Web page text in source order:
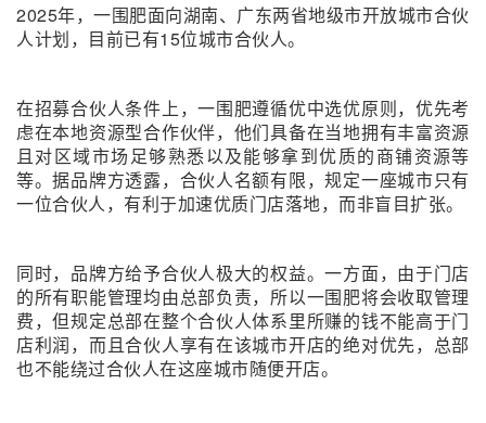
2025年，一围肥面向湖南、广东两省地级市开放城市合伙
人计划，目前已有15位城市合伙人。
在招募合伙人条件上，一围肥遵循优中选优原则，优先考
虑在本地资源型合作伙伴，他们具备在当地拥有丰富资源
且对区域市场足够熟悉以及能够拿到优质的商铺资源等
等。据品牌方透露，合伙人名额有限，规定一座城市只有
一位合伙人，有利于加速优质门店落地，而非盲目扩张。
同时，品牌方给予合伙人极大的权益。一方面，由于门店
的所有职能管理均由总部负责，所以一围肥将会收取管理
费，但规定总部在整个合伙人体系里所赚的钱不能高于门
店利润，而且合伙人享有在该城市开店的绝对优先，总部
也不能绕过合伙人在这座城市随便开店。